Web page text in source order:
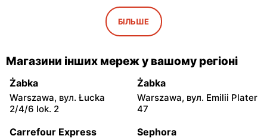
Iwaniska, вул. Ujazdowska
moje sklepy
Bogoria, вул. Rynek 30
moje sklepy
Gorzyce, вул. Szkolna 44
moje sklepy
Grębów, вул. Wydrza 180
moje sklepy
Jadachy, вул. Jadachy 111
moje sklepy
Jeżowe, вул. Zalesie 77
moje sklepy moje sklepy
БІЛЬШЕ
Магазини інших мереж у вашому регіоні
Żabka
Warszawa, вул. Łucka
2/4/6 lok. 2
Żabka
Warszawa, вул. Emilii Plater
47
Carrefour Express Sephora